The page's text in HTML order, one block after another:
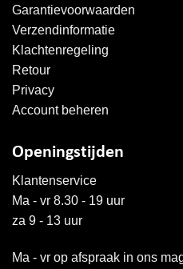
Garantievoorwaarden
Verzendinformatie
Klachtenregeling
Retour
Privacy
Account beheren
Openingstijden
Klantenservice
Ma - vr 8.30 - 19 uur
za 9 - 13 uur
Ma - vr op afspraak in ons